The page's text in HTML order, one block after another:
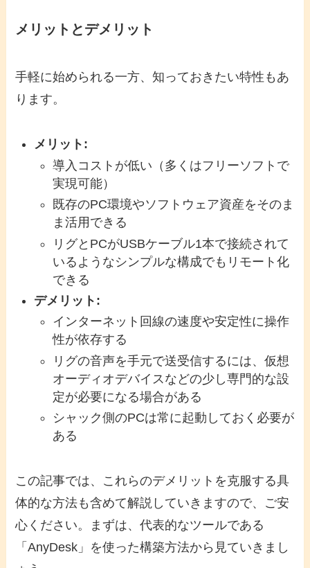
メリットとデメリット
手軽に始められる一方、知っておきたい特性もあ
ります。
メリット:
導入コストが低い（多くはフリーソフトで
実現可能）
既存のPC環境やソフトウェア資産をそのま
ま活用できる
リグとPCがUSBケーブル1本で接続されて
いるようなシンプルな構成でもリモート化
できる
デメリット:
インターネット回線の速度や安定性に操作
性が依存する
リグの音声を手元で送受信するには、仮想
オーディオデバイスなどの少し専門的な設
定が必要になる場合がある
シャック側のPCは常に起動しておく必要が
ある
この記事では、これらのデメリットを克服する具
体的な方法も含めて解説していきますので、ご安
心ください。まずは、代表的なツールである
「AnyDesk」を使った構築方法から見ていきまし